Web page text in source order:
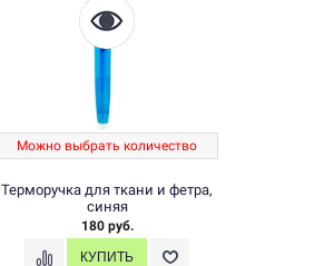
Можно выбрать количество
Терморучка для ткани и фетра,
синяя
180 руб.